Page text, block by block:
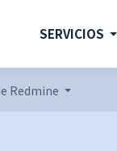
SERVICIOS
Redmine